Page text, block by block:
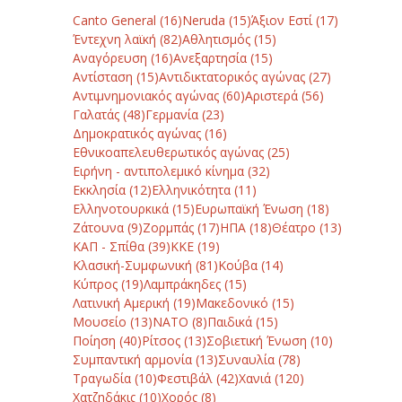
Canto General (16)Neruda (15)Άξιον Εστί(17)
Έντεχνη λαϊκή (82)Αθλητισμός(15)
Αναγόρευση (16)Ανεξαρτησία(15)
Αντίσταση (15)Αντιδικτατορικός αγώνας(27)
Αντιμνημονιακός αγώνας(60)Αριστερά(56)
Γαλατάς(48)Γερμανία(23)
Δημοκρατικός αγώνας(16)
Εθνικοαπελευθερωτικός αγώνας(25)
Ειρήνη - αντιπολεμικό κίνημα(32)
Εκκλησία(12)Ελληνικότητα(11)
Ελληνοτουρκικά(15)Ευρωπαϊκή Ένωση (18)
Ζάτουνα(9)Ζορμπάς(17)ΗΠΑ(18)Θέατρο (13)
ΚΑΠ - Σπίθα(39)ΚΚΕ(19)
Κλασική-Συμφωνική (81)Κούβα(14)
Κύπρος(19)Λαμπράκηδες(15)
Λατινική Αμερική (19)Μακεδονικό (15)
Μουσείο (13)ΝΑΤΟ (8)Παιδικά(15)
Ποίηση (40)Ρίτσος(13)Σοβιετική Ένωση (10)
Συμπαντική αρμονία(13)Συναυλία(78)
Τραγωδία(10)Φεστιβάλ(42)Χανιά(120)
Χατζηδάκις(10)Χορός(8)